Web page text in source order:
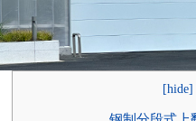
[
hide
]